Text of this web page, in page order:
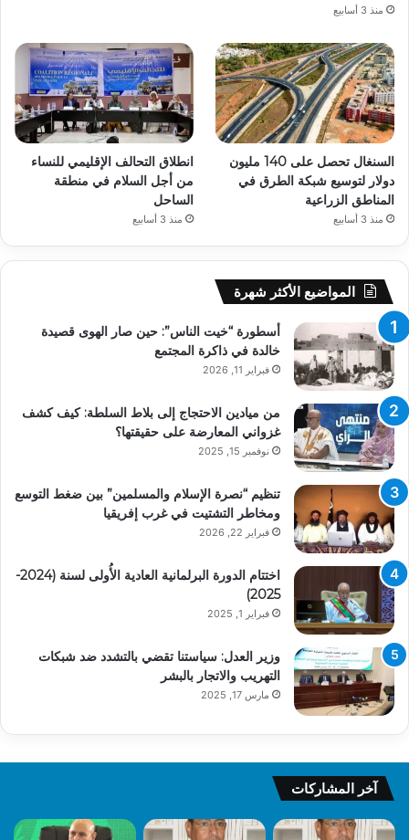
منذ 3 أسابيع
السنغال تحصل على 140 مليون
دولار لتوسيع شبكة الطرق في
المناطق الزراعية
منذ 3 أسابيع
انطلاق التحالف الإقليمي للنساء
من أجل السلام في منطقة
الساحل
منذ 3 أسابيع
المواضيع الأكثر شهرة
أسطورة “خيت الناس”: حين صار الهوى قصيدة
خالدة في ذاكرة المجتمع
فبراير 11, 2026
من ميادين الاحتجاج إلى بلاط السلطة: كيف كشف
غزواني المعارضة على حقيقتها؟
نوفمبر 15, 2025
تنظيم “نصرة الإسلام والمسلمين” بين ضغط التوسع
ومخاطر التشتيت في غرب إفريقيا
فبراير 22, 2026
اختتام الدورة البرلمانية العادية الأُولى لسنة (2024-
2025)
فبراير 1, 2025
وزير العدل: سياستنا تقضي بالتشدد ضد شبكات
التهريب والاتجار بالبشر
مارس 17, 2025
آخر المشاركات